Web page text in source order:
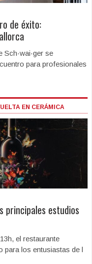
de éxito:
Sch·wai·ger se
para profesionales
EN CERÁMICA
principales estudios
el restaurante
para los entusiastas de l